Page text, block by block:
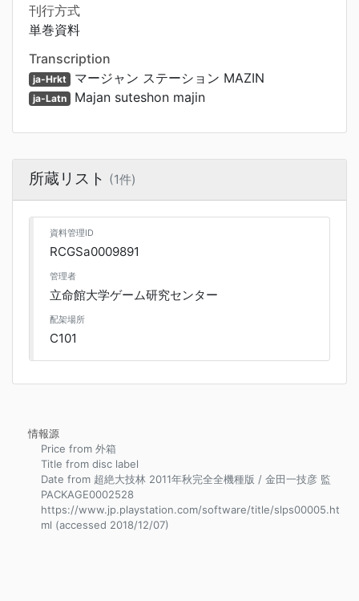
刊行方式
単巻資料
Transcription
ja-Hrkt マージャン ステーション MAZIN
ja-Latn Majan suteshon majin
所蔵リスト (1件)
資料管理ID
RCGSa0009891
管理者
立命館大学ゲーム研究センター
配架場所
C101
情報源
Price from 外箱
Title from disc label
Date from 超絶大技林 2011年秋完全全機種版 / 金田一技彦 監
PACKAGE0002528
https://www.jp.playstation.com/software/title/slps00005.ht
ml (accessed 2018/12/07)